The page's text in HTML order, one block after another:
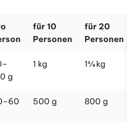
für 10
Personen
für 20
Personen
g
1 kg 1¾ kg
500 g 800 g